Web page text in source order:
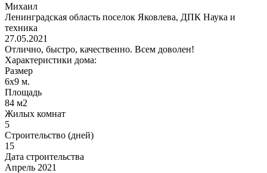
Михаил
Ленинградская область поселок Яковлева, ДПК Наука и
техника
27.05.2021
Отлично, быстро, качественно. Всем доволен!
Характеристики дома:
Размер
6х9 м.
Площадь
84 м2
Жилых комнат
5
Строительство (дней)
15
Дата строительства
Апрель 2021